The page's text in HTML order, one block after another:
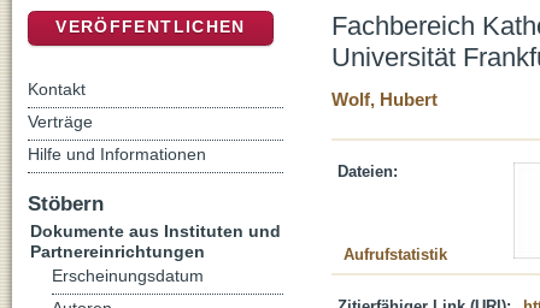
Fachbereich
Universität
Wolf, Hubert
Dateien:
Aufrufstatistik
VERÖFFENTLICHEN
Kontakt
Verträge
Hilfe und Informationen
Stöbern
Dokumente aus Instituten und
Partnereinrichtungen
Erscheinungsdatum